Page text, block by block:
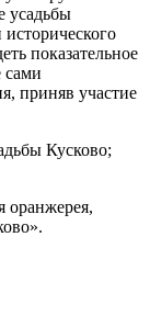
усадьбы
показательное
сами
приняв участие
Кусково;
оранжерея,